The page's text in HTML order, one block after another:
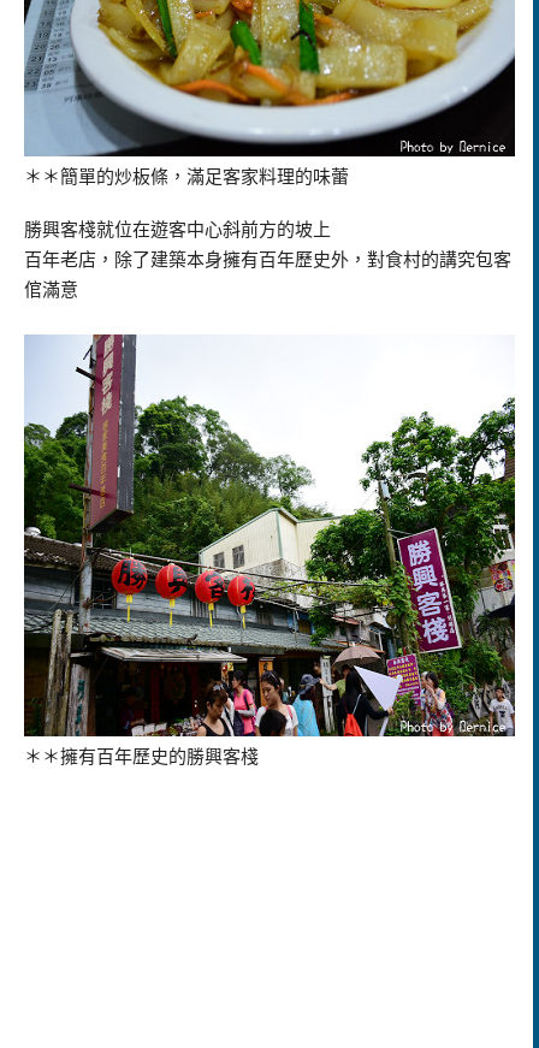
＊＊簡單的炒板條，滿足客家料理的味蕾
勝興客棧就位在遊客中心斜前方的坡上
百年老店，除了建築本身擁有百年歷史外，對食村的講究包客
倌滿意
＊＊擁有百年歷史的勝興客棧